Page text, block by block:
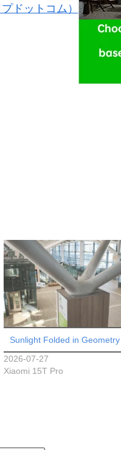
Sunlight Folded in Geometry
2026-07-27
Xiaomi 15T Pro